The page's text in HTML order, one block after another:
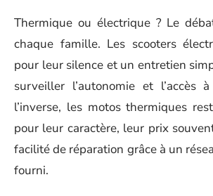
Thermique ou électrique ? Le
chaque famille. Les scooters
pour leur silence et un entretien
surveiller l’autonomie et l’accès
l’inverse, les motos thermiques
pour leur caractère, leur prix
facilité de réparation grâce à un
fourni.